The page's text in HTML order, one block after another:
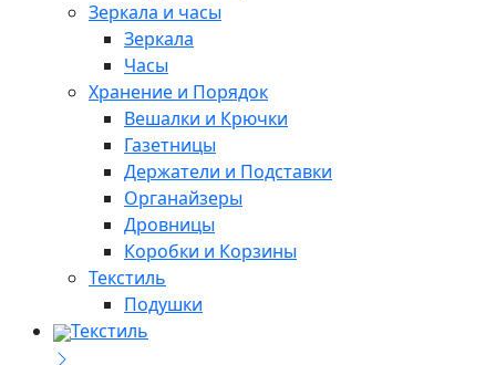
Зеркала и часы
Зеркала
Часы
Хранение и Порядок
Вешалки и Крючки
Газетницы
Держатели и Подставки
Органайзеры
Дровницы
Коробки и Корзины
Текстиль
Подушки
Текстиль